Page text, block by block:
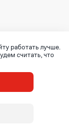
работать лучше.
считать, что